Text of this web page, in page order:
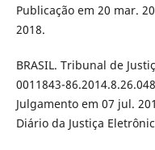
Publicação em 20 mar.
2018.
BRASIL. Tribunal de
0011843-
Julgamento em 07 jul.
Diário da Justiça